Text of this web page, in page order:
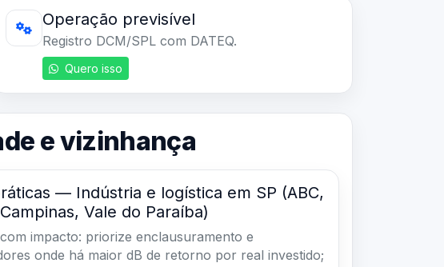
Registro DCM/SPL com DATEQ.
Quero isso
e vizinhança
— Indústria e logística em SP (ABC,
Vale do Paraíba)
impacto: priorize enclausuramento e
onde há maior dB de retorno por real investido;
no mapa ISO 9613.